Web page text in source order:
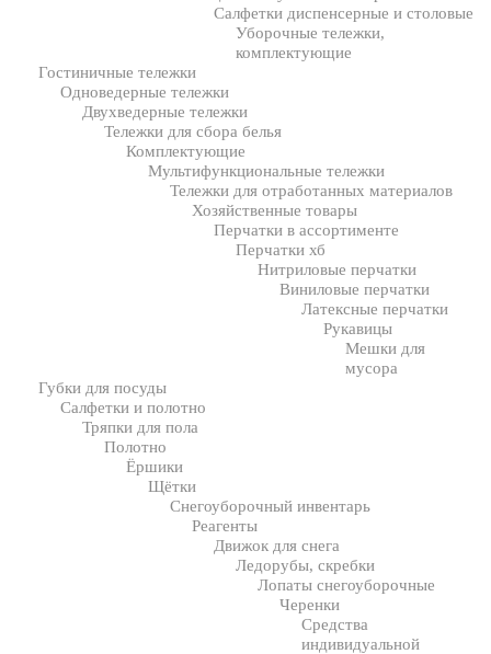
Салфетки диспенсерные и столовые
Уборочные тележки,
комплектующие
Гостиничные тележки
Одноведерные тележки
Двухведерные тележки
Тележки для сбора белья
Комплектующие
Мультифункциональные тележки
Тележки для отработанных материалов
Хозяйственные товары
Перчатки в ассортименте
Перчатки хб
Нитриловые перчатки
Виниловые перчатки
Латексные перчатки
Рукавицы
Мешки для
мусора
Губки для посуды
Салфетки и полотно
Тряпки для пола
Полотно
Ёршики
Щётки
Снегоуборочный инвентарь
Реагенты
Движок для снега
Ледорубы, скребки
Лопаты снегоуборочные
Черенки
Средства
индивидуальной